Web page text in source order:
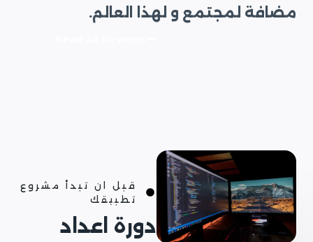
مضافة لمجتمع و لهذا العالم.
قبل ان تبدأ مشروع
تطبيقك
دورة اعداد